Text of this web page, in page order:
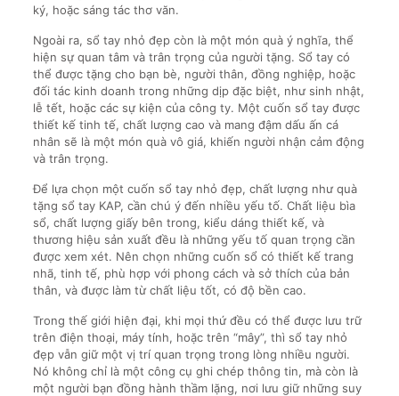
ký, hoặc sáng tác thơ văn.
Ngoài ra, sổ tay nhỏ đẹp còn là một món quà ý nghĩa, thể
hiện sự quan tâm và trân trọng của người tặng. Sổ tay có
thể được tặng cho bạn bè, người thân, đồng nghiệp, hoặc
đối tác kinh doanh trong những dịp đặc biệt, như sinh nhật,
lễ tết, hoặc các sự kiện của công ty. Một cuốn sổ tay được
thiết kế tinh tế, chất lượng cao và mang đậm dấu ấn cá
nhân sẽ là một món quà vô giá, khiến người nhận cảm động
và trân trọng.
Để lựa chọn một cuốn sổ tay nhỏ đẹp, chất lượng như quà
tặng sổ tay KAP, cần chú ý đến nhiều yếu tố. Chất liệu bìa
sổ, chất lượng giấy bên trong, kiểu dáng thiết kế, và
thương hiệu sản xuất đều là những yếu tố quan trọng cần
được xem xét. Nên chọn những cuốn sổ có thiết kế trang
nhã, tinh tế, phù hợp với phong cách và sở thích của bản
thân, và được làm từ chất liệu tốt, có độ bền cao.
Trong thế giới hiện đại, khi mọi thứ đều có thể được lưu trữ
trên điện thoại, máy tính, hoặc trên “mây”, thì sổ tay nhỏ
đẹp vẫn giữ một vị trí quan trọng trong lòng nhiều người.
Nó không chỉ là một công cụ ghi chép thông tin, mà còn là
một người bạn đồng hành thầm lặng, nơi lưu giữ những suy